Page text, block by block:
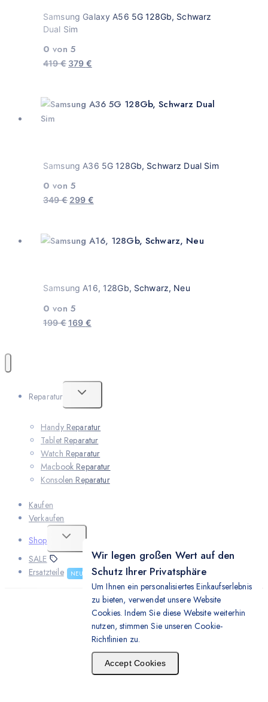
Wir legen großen Wert auf den
Schutz Ihrer Privatsphäre
Um Ihnen ein personalisiertes Einkaufserlebnis
zu bieten, verwendet unsere Website
Cookies. Indem Sie diese Website weiterhin
nutzen, stimmen Sie unseren Cookie-
Richtlinien zu.
Accept Cookies
Samsung Galaxy A56 5G 128Gb, Schwarz
Dual Sim
0 von 5
419€ 379 €
Samsung A36 5G 128Gb, Schwarz Dual Sim
0 von 5
349€ 299 €
Samsung A16, 128Gb, Schwarz, Neu
0 von 5
199€169 €
Reparatur
Handy Reparatur
Tablet Reparatur
Watch Reparatur
Macbook Reparatur
Konsolen Reparatur
Kaufen
Verkaufen
Shop
SALE
Ersatzteile
NEU